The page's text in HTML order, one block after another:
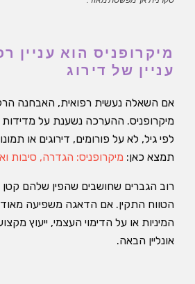
מיקרופניס הוא עניין
עניין של דירוג
אם השאלה נעשית רפואית, האבחנה
מיקרופניס. ההערכה נשענת על מדידות
לפי גיל, לא על פורומים, דירוגים או
תמצא כאן: מיקרופניס: הגדרה, סיבות
רוב הגברים שחושבים שהפין שלהם
הטווח התקין. אם הדאגה משפיעה מאוד
המיניות או על הדימוי העצמי, ייעוץ
אונליין הבאה.